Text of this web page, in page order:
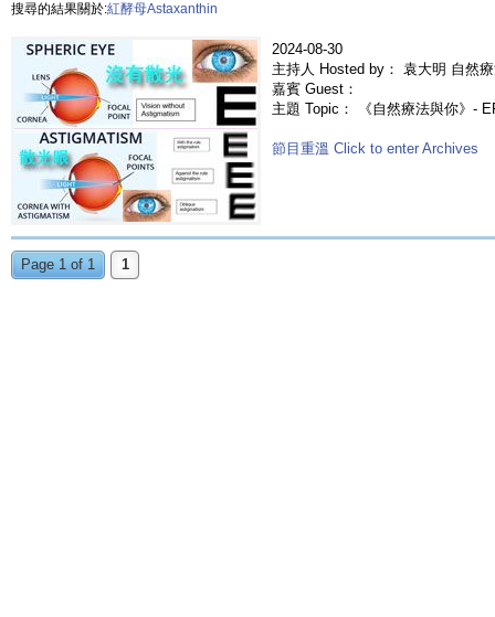
搜尋的結果關於:紅酵母Astaxanthin
2024-08-30
主持人 Hosted by： 袁大明 自然
嘉賓 Guest：
主題 Topic： 《自然療法與你》-
節目重溫 Click to enter Archives
Page 1 of 1 1